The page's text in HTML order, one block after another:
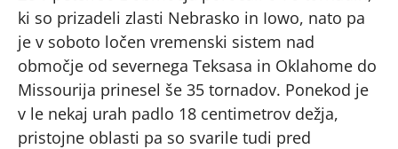
ki so prizadeli zlasti Nebrasko in Iowo, nato pa
je v soboto ločen vremenski sistem nad
območje od severnega Teksasa in Oklahome do
Missourija prinesel še 35 tornadov. Ponekod je
v le nekaj urah padlo 18 centimetrov dežja,
pristojne oblasti pa so svarile tudi pred